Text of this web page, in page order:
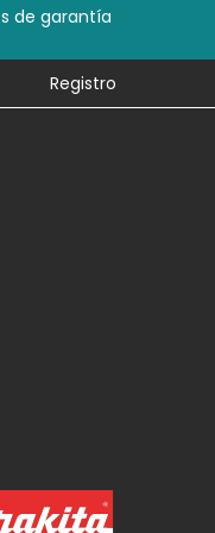
de garantía
Registro